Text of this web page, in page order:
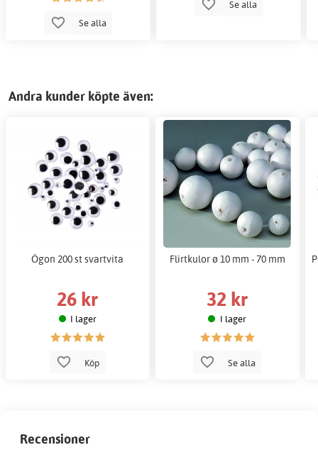
Se alla
Se alla
Andra kunder köpte även:
Ögon 200 st svartvita
26 kr
I lager
Köp
Flirtkulor ø 10 mm - 70 mm
32 kr
I lager
Se alla
Recensioner